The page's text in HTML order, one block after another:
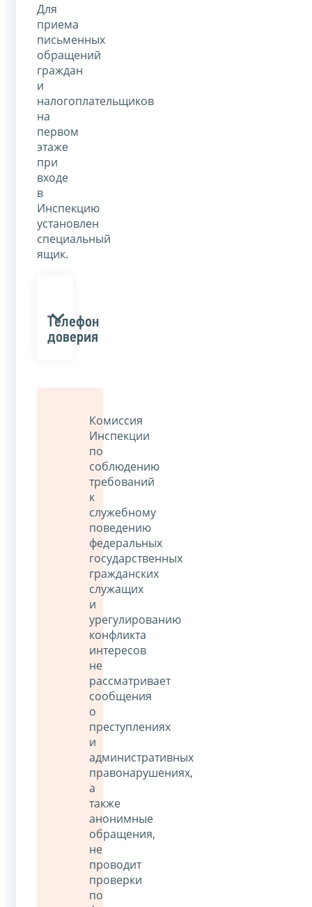
Для
приема
письменных
обращений
граждан
и
налогоплательщиков
на
первом
этаже
при
входе
в
Инспекцию
установлен
специальный
ящик.
Телефон
доверия
Комиссия
Инспекции
по
соблюдению
требований
к
служебному
поведению
федеральных
государственных
гражданских
служащих
и
урегулированию
конфликта
интересов
не
рассматривает
сообщения
о
преступлениях
и
административных
правонарушениях,
а
также
анонимные
обращения,
не
проводит
проверки
по